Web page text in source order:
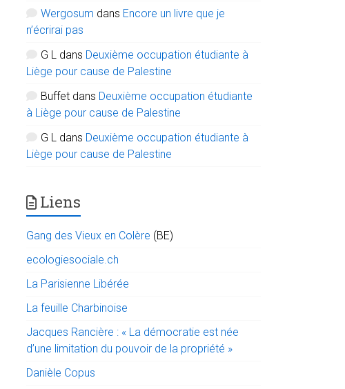
Wergosum dans Encore un livre que je
n’écrirai pas
G L dans Deuxième occupation étudiante à
Liège pour cause de Palestine
Buffet dans Deuxième occupation étudiante
à Liège pour cause de Palestine
G L dans Deuxième occupation étudiante à
Liège pour cause de Palestine
Liens
Gang des Vieux en Colère (BE)
ecologiesociale.ch
La Parisienne Libérée
La feuille Charbinoise
Jacques Rancière : « La démocratie est née
d’une limitation du pouvoir de la propriété »
Danièle Copus